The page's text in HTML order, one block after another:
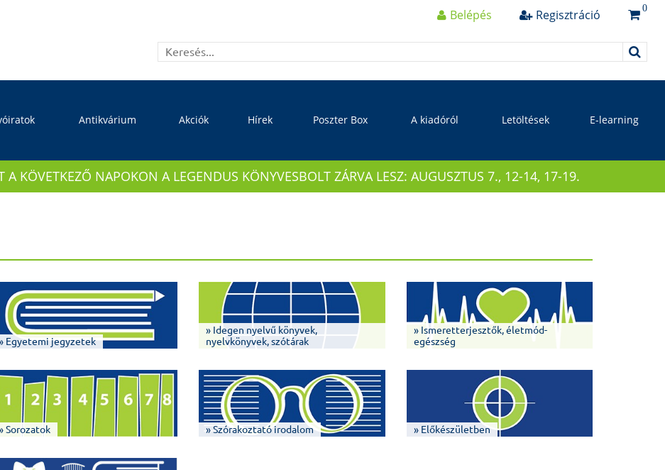
Belépés Regisztráció 0
Antikvárium Akciók Hírek Poszter Box A kiadóról Letöltések E-learning
A KÖVETKEZŐ NAPOKON A LEGENDUS KÖNYVESBOLT ZÁRVA LESZ: AUGUSZTUS 7., 12-14, 17-19.
Egyetemi jegyzetek
» Idegen nyelvű könyvek,
nyelvkönyvek, szótárak
» Ismeretterjesztők, életmód-
egészség
Sorozatok » Szórakoztató irodalom » Előkészületben